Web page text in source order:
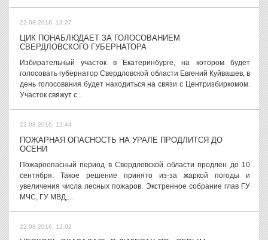
22.08.2016, 13:27
ЦИК ПОНАБЛЮДАЕТ ЗА ГОЛОСОВАНИЕМ
СВЕРДЛОВСКОГО ГУБЕРНАТОРА
Избирательный участок в Екатеринбурге, на котором будет
голосовать губернатор Свердловской области Евгений Куйвашев, в
день голосования будет находиться на связи с Центризбиркомом.
Участок свяжут с...
22.08.2016, 12:44
ПОЖАРНАЯ ОПАСНОСТЬ НА УРАЛЕ ПРОДЛИТСЯ ДО
ОСЕНИ
Пожароопасный период в Свердловской области продлен до 10
сентября. Такое решение принято из-за жаркой погоды и
увеличения числа лесных пожаров. Экстренное собрание глав ГУ
МЧС, ГУ МВД,...
22.08.2016, 12:02